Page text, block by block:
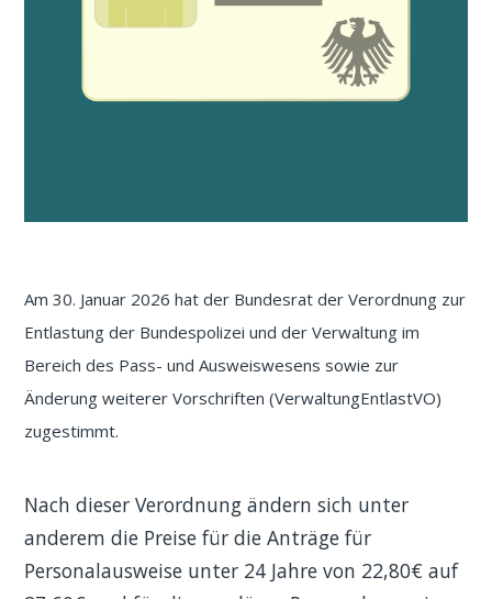
Am 30. Januar 2026 hat der Bundesrat der Verordnung zur
Entlastung der Bundespolizei und der Verwaltung im
Bereich des Pass- und Ausweiswesens sowie zur
Änderung weiterer Vorschriften (VerwaltungEntlastVO)
zugestimmt.
Nach dieser Verordnung ändern sich unter
anderem die Preise für die Anträge für
Personalausweise unter 24 Jahre von 22,80€ auf